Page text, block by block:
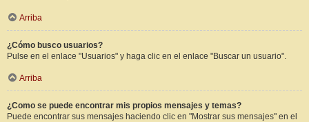
Arriba
¿Cómo busco usuarios?
Pulse en el enlace "Usuarios" y haga clic en el enlace "Buscar un usuario".
Arriba
¿Como se puede encontrar mis propios mensajes y temas?
Puede encontrar sus mensajes haciendo clic en "Mostrar sus mensajes" en el